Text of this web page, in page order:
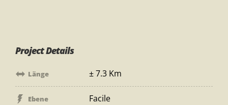
Project Details
Länge ± 7.3 Km
Ebene Facile